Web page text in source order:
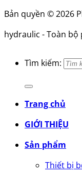
Bản quyền © 2026
hydraulic - Toàn bộ
Tìm kiếm:
Trang chủ
GIỚI THIỆU
Sản phẩm
Thiết bị